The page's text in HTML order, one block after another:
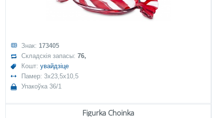
Знак: 173405
Складскія запасы:76,
Кошт:увайдзіце
Памер: 3x23,5x10,5
Упакоўка 36/1
Figurka Choinka